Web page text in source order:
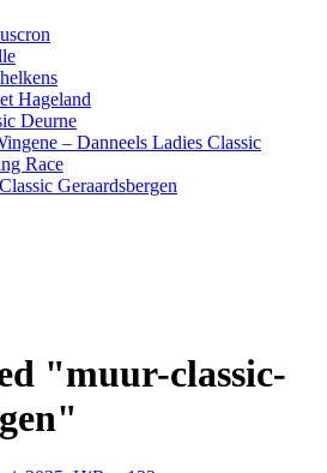
Hageland
Deurne
– Danneels Ladies Classic
Race
Geraardsbergen
"muur-classic-